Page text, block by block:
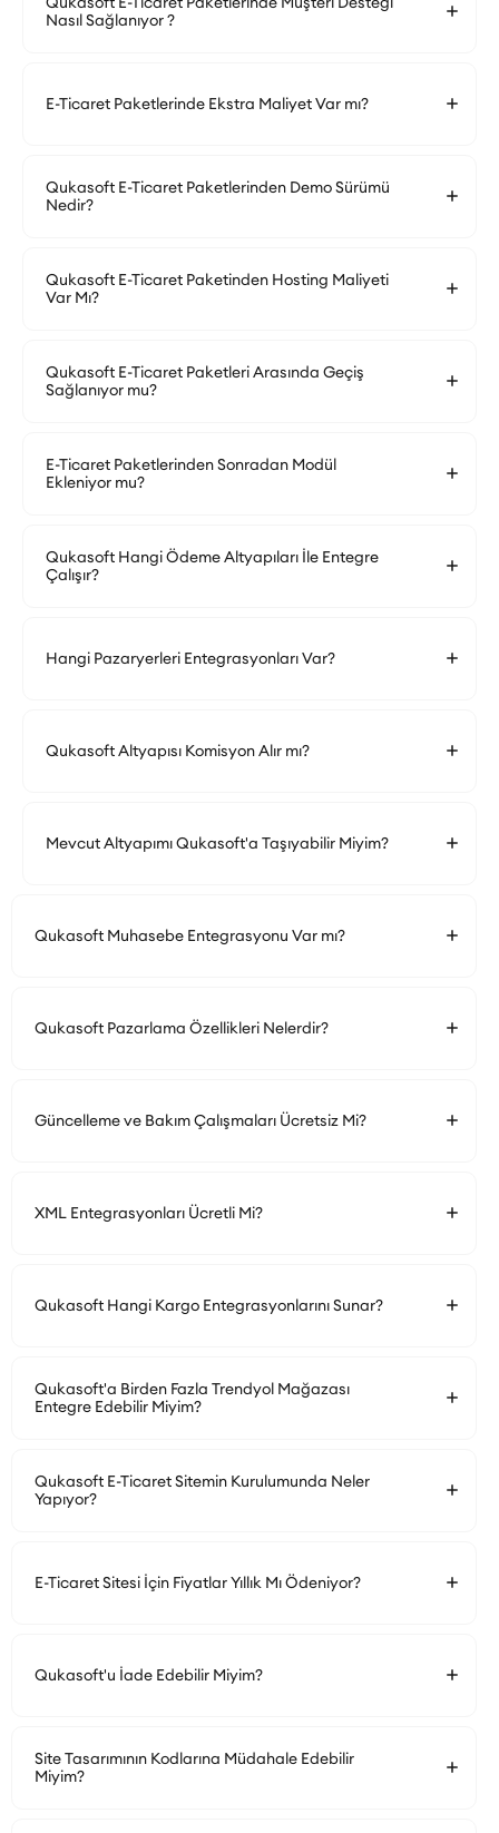
Nasıl Sağlanıyor ?
E-Ticaret Paketlerinde Ekstra Maliyet Var mı?
Qukasoft E-Ticaret Paketlerinden Demo Sürümü
Nedir?
Qukasoft E-Ticaret Paketinden Hosting Maliyeti
Var Mı?
Qukasoft E-Ticaret Paketleri Arasında Geçiş
Sağlanıyor mu?
E-Ticaret Paketlerinden Sonradan Modül
Ekleniyor mu?
Qukasoft Hangi Ödeme Altyapıları İle Entegre
Çalışır?
Hangi Pazaryerleri Entegrasyonları Var?
Qukasoft Altyapısı Komisyon Alır mı?
Mevcut Altyapımı Qukasoft'a Taşıyabilir Miyim?
Qukasoft Muhasebe Entegrasyonu Var mı?
Qukasoft Pazarlama Özellikleri Nelerdir?
Güncelleme ve Bakım Çalışmaları Ücretsiz Mi?
XML Entegrasyonları Ücretli Mi?
Qukasoft Hangi Kargo Entegrasyonlarını Sunar?
Qukasoft'a Birden Fazla Trendyol Mağazası
Entegre Edebilir Miyim?
Qukasoft E-Ticaret Sitemin Kurulumunda Neler
Yapıyor?
E-Ticaret Sitesi İçin Fiyatlar Yıllık Mı Ödeniyor?
Qukasoft'u İade Edebilir Miyim?
Site Tasarımının Kodlarına Müdahale Edebilir
Miyim?